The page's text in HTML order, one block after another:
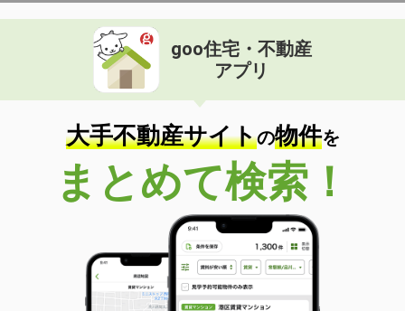
goo住宅・不動産
アプリ
大手不動産サイトの物件を
まとめて検索！